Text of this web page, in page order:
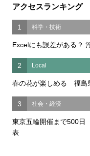
アクセスランキング
1 科学・技術
Excelにも誤差がある？
2 Local
春の花が楽しめる 福島
3 社会・経済
東京五輪開催まで500
表